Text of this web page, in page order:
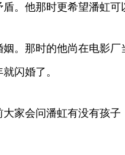
。他那时更希望潘虹可
。那时的他尚在电影
闪婚了。
家会问潘虹有没有孩